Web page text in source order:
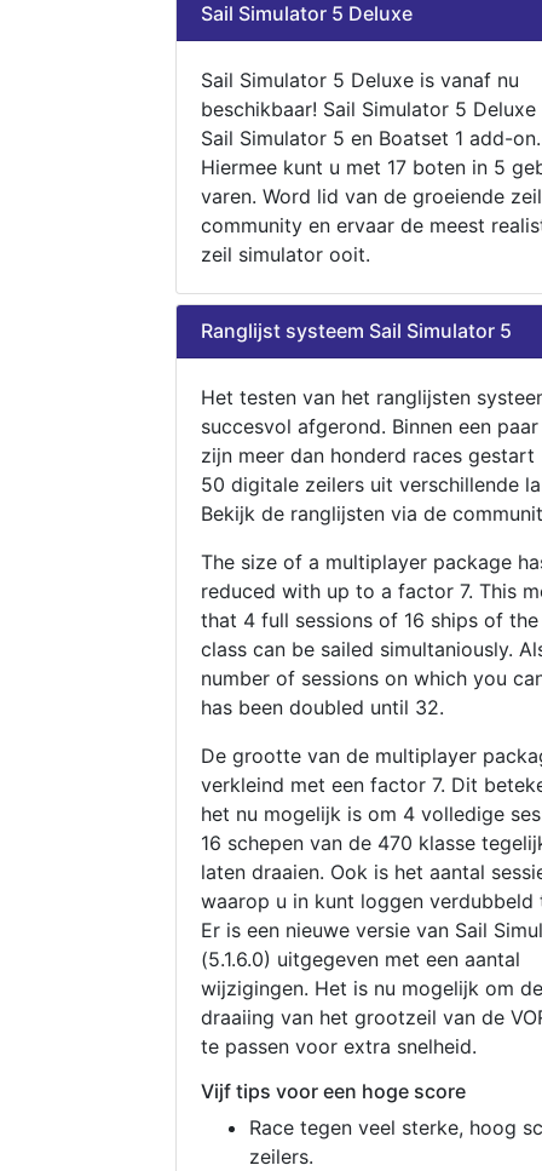
Sail Simulator 5 Deluxe
Sail Simulator 5 Deluxe is vanaf nu
beschikbaar! Sail Simulator 5
Sail Simulator 5 en Boatset 1 add-on.
Hiermee kunt u met 17 boten in 5
varen. Word lid van de groeiende zeil
community en ervaar de meest
zeil simulator ooit.
Ranglijst systeem Sail Simulator 5
Het testen van het ranglijsten
succesvol afgerond. Binnen een
zijn meer dan honderd races gestart
50 digitale zeilers uit verschillende
Bekijk de ranglijsten via de
The size of a multiplayer package
reduced with up to a factor 7. This
that 4 full sessions of 16 ships of
class can be sailed simultaniously.
number of sessions on which you
has been doubled until 32.
De grootte van de multiplayer
verkleind met een factor 7. Dit
het nu mogelijk is om 4 volledige
16 schepen van de 470 klasse
laten draaien. Ook is het aantal
waarop u in kunt loggen verdubbeld
Er is een nieuwe versie van Sail
(5.1.6.0) uitgegeven met een aantal
wijzigingen. Het is nu mogelijk om de
draaiing van het grootzeil van de
te passen voor extra snelheid.
Vijf tips voor een hoge score
Race tegen veel sterke, hoog
zeilers.